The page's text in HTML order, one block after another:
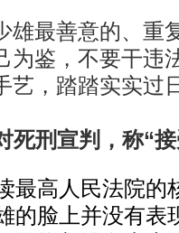
最善意的、重
为鉴，不要干违
艺，踏踏实实过
死刑宣判，称“
高人民法院的
的脸上并没有表